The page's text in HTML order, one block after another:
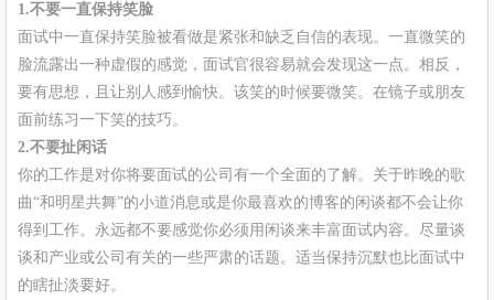
1.不要一直保持笑脸
面试中一直保持笑脸被看做是紧张和缺乏自信的表现。一直微笑的
脸流露出一种虚假的感觉，面试官很容易就会发现这一点。相反，
要有思想，且让别人感到愉快。该笑的时候要微笑。在镜子或朋友
面前练习一下笑的技巧。
2.不要扯闲话
你的工作是对你将要面试的公司有一个全面的了解。关于昨晚的歌
曲“和明星共舞”的小道消息或是你最喜欢的博客的闲谈都不会让你
得到工作。永远都不要感觉你必须用闲谈来丰富面试内容。尽量谈
谈和产业或公司有关的一些严肃的话题。适当保持沉默也比面试中
的瞎扯淡要好。